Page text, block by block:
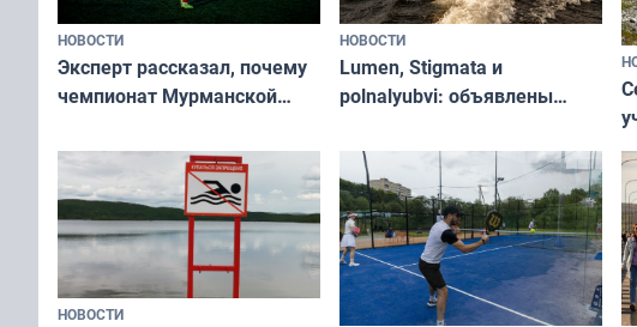
НОВОСТИ
Эксперт рассказал, почему
чемпионат Мурманской
незамеченным
НОВОСТИ
Lumen, Stigmata и
polnalyubvi: объявлены
«Имандра» в 2026 года
НОВОСТИ